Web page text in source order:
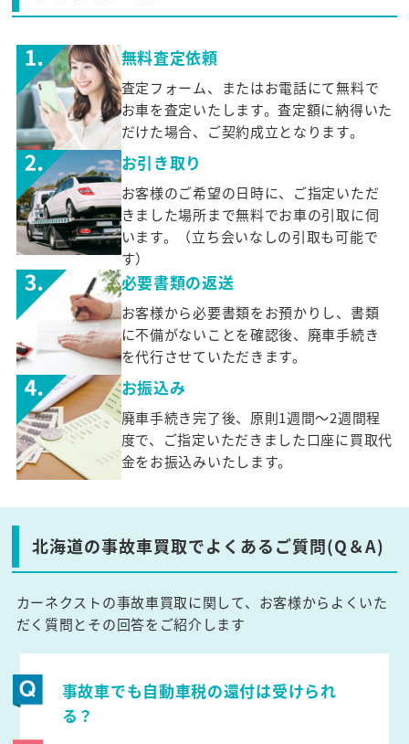
無料査定依頼
査定フォーム、またはお電話にて無料で
お車を査定いたします。査定額に納得いた
だけた場合、ご契約成立となります。
お引き取り
お客様のご希望の日時に、ご指定いただ
きました場所まで無料でお車の引取に伺
います。（立ち会いなしの引取も可能で
す）
必要書類の返送
お客様から必要書類をお預かりし、書類
に不備がないことを確認後、廃車手続き
を代行させていただきます。
お振込み
廃車手続き完了後、原則1週間～2週間程
度で、ご指定いただきました口座に買取代
金をお振込みいたします。
北海道の事故車買取でよくあるご質問(Q＆A)
カーネクストの事故車買取に関して、お客様からよくいた
だく質問とその回答をご紹介します
事故車でも自動車税の還付は受けられ
る？